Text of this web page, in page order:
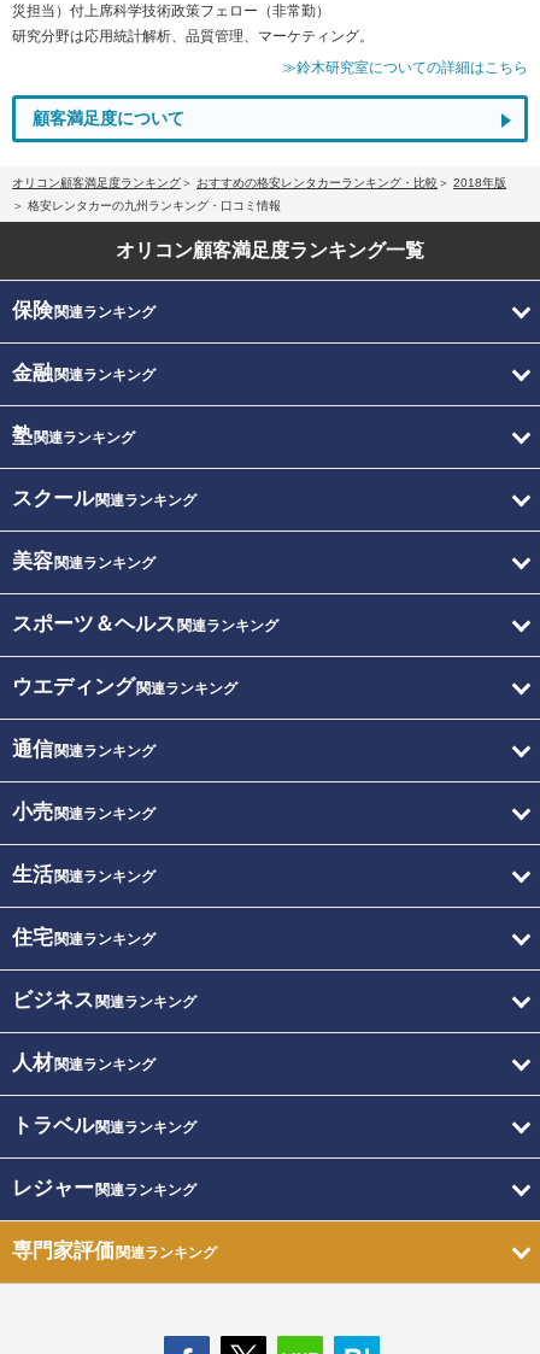
災担当）付上席科学技術政策フェロー（非常勤）
研究分野は応用統計解析、品質管理、マーケティング。
≫鈴木研究室についての詳細はこちら
顧客満足度について
オリコン顧客満足度ランキング おすすめの格安レンタカーランキング・比較
2018年版
格安レンタカーの九州ランキング・口コミ情報
オリコン顧客満足度ランキング一覧
保険関連ランキング
金融関連ランキング
塾関連ランキング
スクール関連ランキング
美容関連ランキング
スポーツ＆ヘルス 関連ランキング
ウエディング関連ランキング
通信関連ランキング
小売関連ランキング
生活関連ランキング
住宅関連ランキング
ビジネス 関連ランキング
人材関連ランキング
トラベル関連ランキング
レジャー関連ランキング
専門家評価関連ランキング